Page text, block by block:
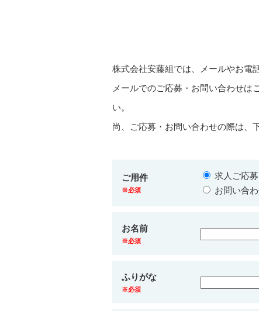
株式会社安藤組では、メールやお電
メールでのご応募・お問い合わせは
い。
尚、ご応募・お問い合わせの際は、
ご用件
※必須
求人ご応募
お問い合
お名前
※必須
ふりがな
※必須